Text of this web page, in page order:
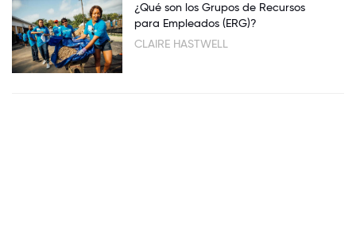
¿Qué son los Grupos de Recursos
para Empleados (ERG)?
CLAIRE HASTWELL